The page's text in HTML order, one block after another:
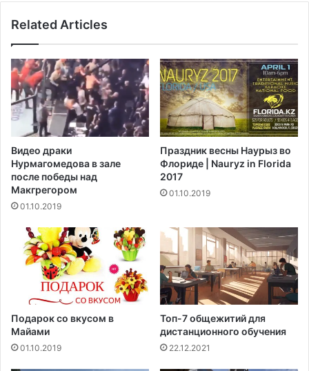
х
н
и
т
ь
м
о
р
о
я
с
о
Related Articles
Видео драки
Нурмагомедова в зале
после победы над
Макгрегором‍
01.10.2019
Праздник весны Наурыз во
Флориде | Nauryz in Florida
2017
01.10.2019
Подарок со вкусом в
Майами
01.10.2019
Топ-7 общежитий для
дистанционного обучения
22.12.2021